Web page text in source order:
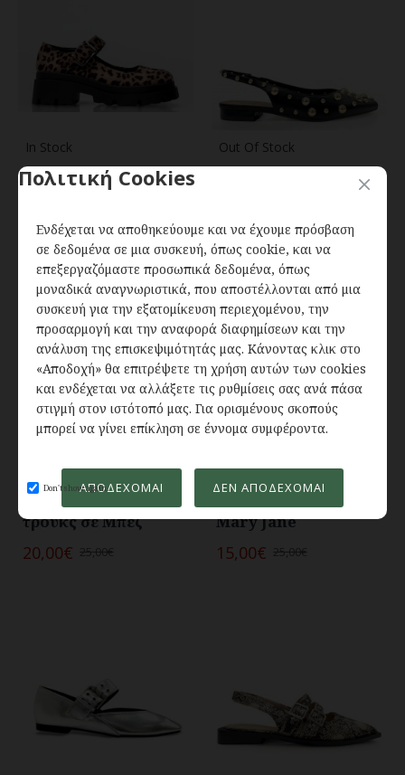
Πολιτική Cookies
Ενδέχεται να αποθηκεύουμε και να έχουμε πρόσβαση
σε δεδομένα σε μια συσκευή, όπως cookie, και να
επεξεργαζόμαστε προσωπικά δεδομένα, όπως
μοναδικά αναγνωριστικά, που αποστέλλονται από μια
συσκευή για την εξατομίκευση περιεχομένου, την
προσαρμογή και την αναφορά διαφημίσεων και την
ανάλυση της επισκεψιμότητάς μας. Κάνοντας κλικ στο
«Αποδοχή» θα επιτρέψετε τη χρήση αυτών των cookies
και ενδέχεται να αλλάξετε τις ρυθμίσεις σας ανά πάσα
στιγμή στον ιστότοπό μας. Για ορισμένους σκοπούς
μπορεί να γίνει επίκληση σε έννομα συμφέροντα.
ΑΠΟΔΈΧΟΜΑΙ ΔΕΝ ΑΠΟΔΈΧΟΜΑΙ
Don't show again.
In Stock
Mary Jane
μπαλαρίνες σε
20,00€ 35,00€
Out Of Stock
Slingback γοβάκια με
20,00€ 25,00€
In Stock
Slingback γοβάκια με
τρούκς σε Μπέζ
20,00€
In Stock
Μαύρες μπαλαρίνες
Mary Jane
15,00€